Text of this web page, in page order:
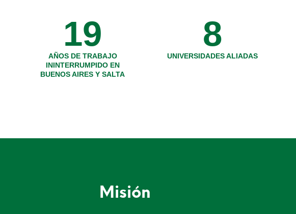
AÑOS DE TRABAJO
ININTERRUMPIDO EN
BUENOS AIRES Y SALTA
19
UNIVERSIDADES ALIADAS
8
Misión